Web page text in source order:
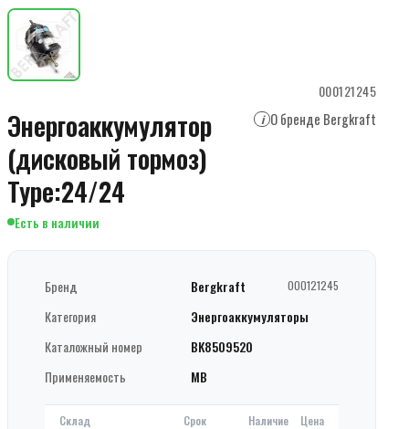
000121245
Энергоаккумулятор
(дисковый тормоз)
Type:24/24
i О бренде Bergkraft
Есть в наличии
Бренд Bergkraft 000121245
Категория
Энергоаккумуляторы
Каталожный номер
BK8509520
Применяемость
MB
Склад Срок Наличие Цена